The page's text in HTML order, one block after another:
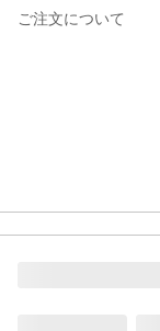
ご注文について